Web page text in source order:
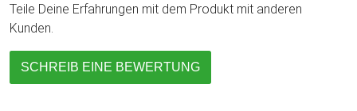
Teile Deine Erfahrungen mit dem Produkt mit anderen
Kunden.
SCHREIB EINE BEWERTUNG